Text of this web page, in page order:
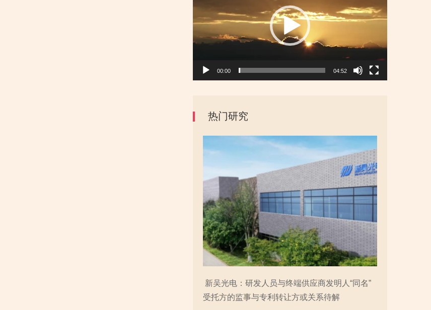
放
器
00:00 04:52
热门研究
新吴光电：研发人员与终端供应商发明人“同名”
受托方的监事与专利转让方或关系待解